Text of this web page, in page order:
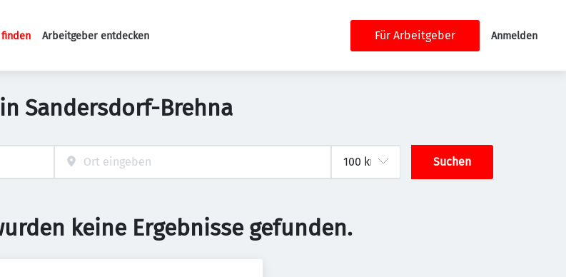
Haupt-Navigation
finden Arbeitgeber entdecken Für Arbeitgeber Anmelden
Sandersdorf-Brehna
Suchen
keine Ergebnisse gefunden.